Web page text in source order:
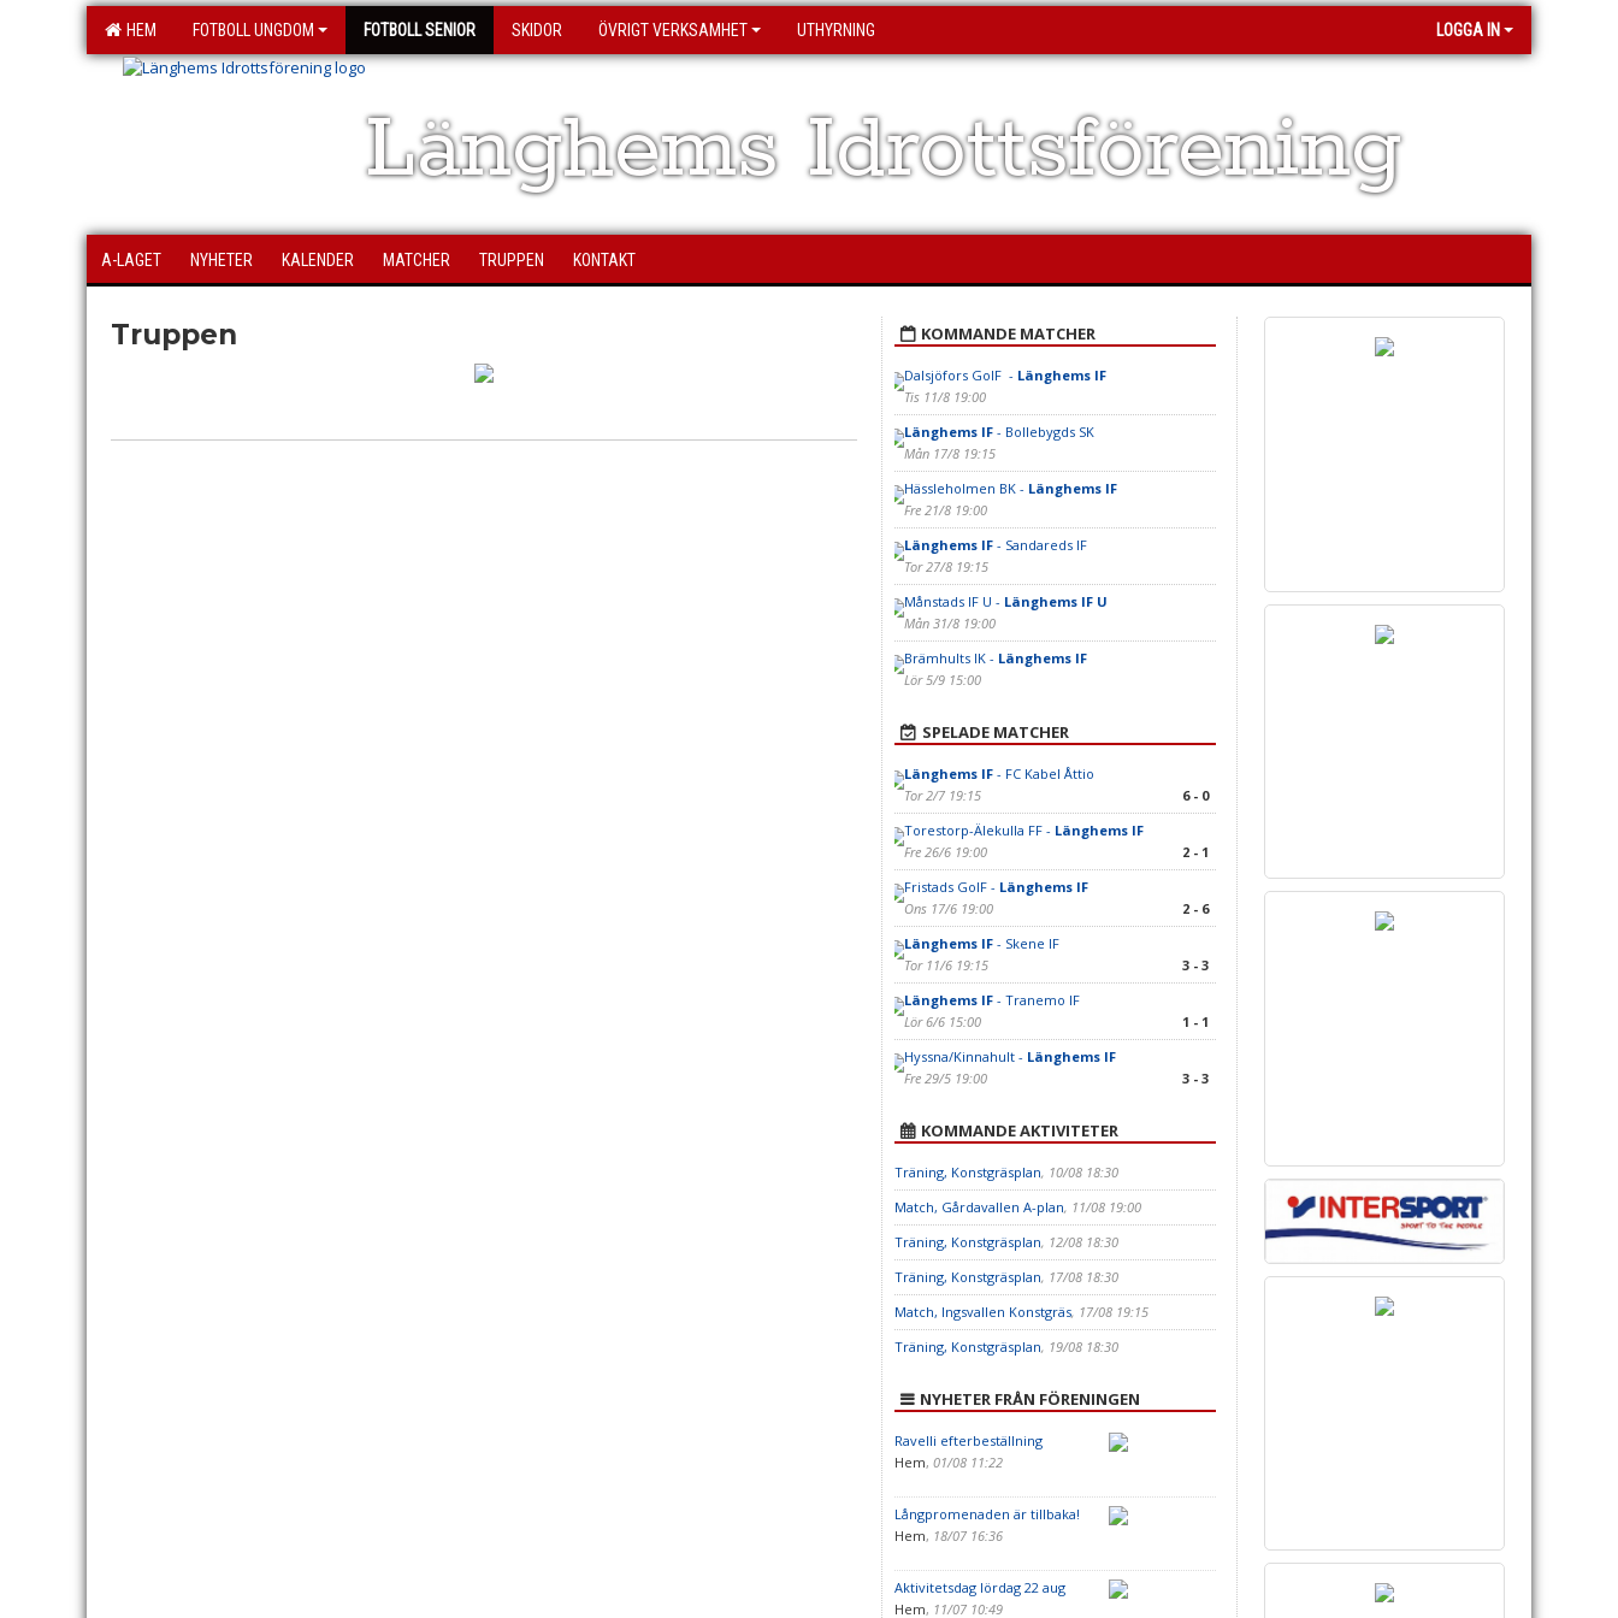
HEM FOTBOLL UNGDOM FOTBOLL SENIOR SKIDOR ÖVRIGT VERKSAMHET UTHYRNING LOGGA IN
Länghems Idrottsförening
A-LAGET NYHETER KALENDER MATCHER TRUPPEN KONTAKT
Truppen KOMMANDE MATCHER
Dalsjöfors GoIF - Länghems IF
Tis 11/8 19:00
Länghems IF- Bollebygds SK
Mån 17/8 19:15
Hässleholmen BK - Länghems IF
Fre 21/8 19:00
Länghems IF- Sandareds IF
Tor 27/8 19:15
Månstads IF U - Länghems IF U
Mån 31/8 19:00
Brämhults IK - Länghems IF
Lör 5/9 15:00
SPELADE MATCHER
Länghems IF- FC Kabel Åttio
Tor 2/7 19:15
6 - 0
Torestorp-Älekulla FF - Länghems IF
Fre 26/6 19:00
2 - 1
Fristads GoIF - Länghems IF
Ons 17/6 19:00
2 - 6
Länghems IF- Skene IF
Tor 11/6 19:15
3 - 3
Länghems IF- Tranemo IF
Lör 6/6 15:00
1 - 1
Hyssna/Kinnahult - Länghems IF
Fre 29/5 19:00
3 - 3
KOMMANDE AKTIVITETER
Träning, Konstgräsplan, 10/08 18:30
Match, Gårdavallen A-plan, 11/08 19:00
Träning, Konstgräsplan, 12/08 18:30
Träning, Konstgräsplan, 17/08 18:30
Match, Ingsvallen Konstgräs, 17/08 19:15
Träning, Konstgräsplan, 19/08 18:30
NYHETER FRÅN FÖRENINGEN
Ravelli efterbeställning
Hem, 01/08 11:22
Långpromenaden är tillbaka!
Hem, 18/07 16:36
Aktivitetsdag lördag 22 aug
Hem, 11/07 10:49